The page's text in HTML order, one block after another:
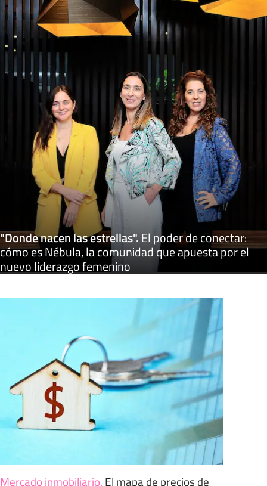
"Donde nacen las estrellas".El poder de conectar:
cómo es Nébula, la comunidad que apuesta por el
nuevo liderazgo femenino
Mercado inmobiliario. El mapa de precios de